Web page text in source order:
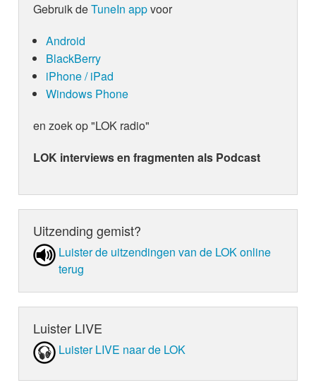
Gebruik deTuneIn appvoor
Android
BlackBerry
iPhone / iPad
Windows Phone
en zoek op "LOK radio"
LOK interviews en fragmenten als Podcast
Uitzending gemist?
Luister de uit­zen­din­gen van de LOK online
terug
Luister LIVE
Luister LIVE naar de LOK